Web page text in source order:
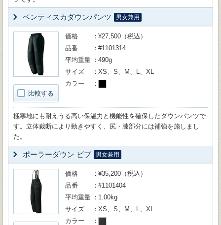
ベンティスカダウンパンツ 男女兼用
比較する
価格
¥27,500（税込）
品番
#1101314
平均重量
490g
サイズ
XS、S、M、L、XL
カラー
極寒地にも耐えうる高い保温力と機能性を確保したダウンパンツで
す。立体裁断により動きやすく、尻・膝部分には補強を施しまし
た。
ポーラーダウン ビブ 男女兼用
価格
¥35,200（税込）
品番
#1101404
平均重量
1.00kg
サイズ
XS、S、M、L、XL
カラー